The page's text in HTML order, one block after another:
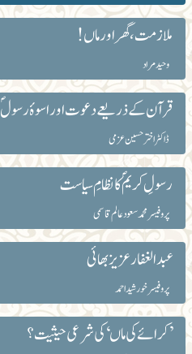
ملازمت، گھر اور ماں!
وحید مراد
قرآن کے ذریعے دعوت اور اسوۂ رسول ؐ
ڈاکٹر اختر حسین عزمی
رسولِ کریمؐ کا نظامِ سیاست
پروفیسر محمد سعود عالم قاسمی
عبدالغفار عزیز بھائی
پروفیسر خورشید احمد
’کرائے کی ماں‘ کی شرعی حیثیت؟